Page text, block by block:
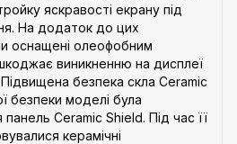
яскравості екрану під
На додаток до цих
оснащені олеофобним
виникненню на дисплеї
Підвищена безпека скла Ceramic
безпеки моделі була
Ceramic Shield. Під час її
керамічні